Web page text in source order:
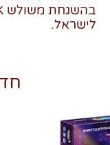
לישראל.